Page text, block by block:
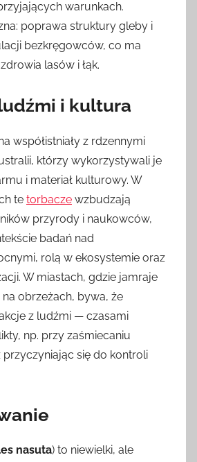
warunkach.
poprawa struktury gleby i
bezkręgowców, co ma
lasów i łąk.
i kultura
współistniały z rdzennymi
którzy wykorzystywali je
i materiał kulturowy. W
te torbacze wzbudzają
przyrody i naukowców,
badań nad
rolą w ekosystemie oraz
W miastach, gdzie jamraje
obrzeżach, bywa, że
z ludźmi — czasami
np. przy zaśmiecaniu
się do kontroli
nasuta) to niewielki, ale